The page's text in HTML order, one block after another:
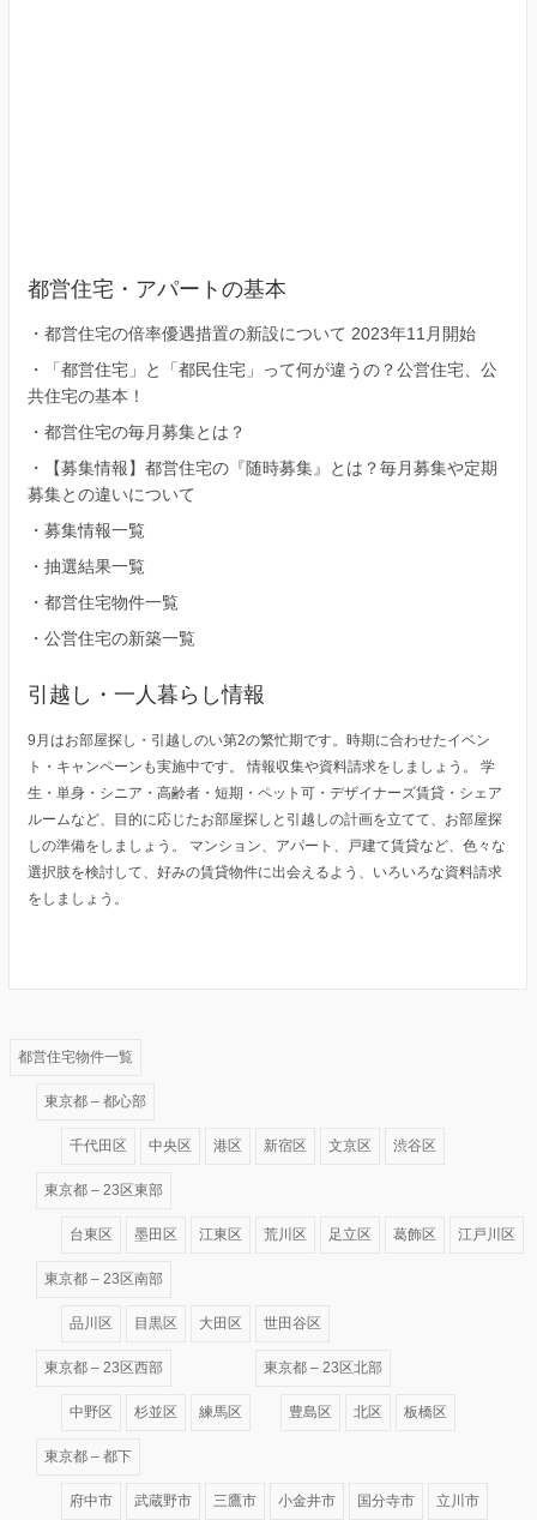
都営住宅・アパートの基本
・ 都営住宅の倍率優遇措置の新設について 2023年11月開始
・
「都営住宅」と「都民住宅」って何が違うの？公営住宅、公
共住宅の基本！
・ 都営住宅の毎月募集とは？
・
【募集情報】都営住宅の『随時募集』とは？毎月募集や定期
募集との違いについて
・ 募集情報一覧
・ 抽選結果一覧
・ 都営住宅物件一覧
・ 公営住宅の新築一覧
引越し・一人暮らし情報
9月はお部屋探し・引越しのい第2の繁忙期です。時期に合わせたイベン
ト・キャンペーンも実施中です。 情報収集や資料請求をしましょう。 学
生・単身・シニア・高齢者・短期・ペット可・デザイナーズ賃貸・シェア
ルームなど、目的に応じたお部屋探しと引越しの計画を立てて、お部屋探
しの準備をしましょう。 マンション、アパート、戸建て賃貸など、色々な
選択肢を検討して、好みの賃貸物件に出会えるよう、いろいろな資料請求
をしましょう。
都営住宅物件一覧
東京都 – 都心部
千代田区 中央区 港区 新宿区 文京区 渋谷区
東京都 – 23区東部
台東区 墨田区 江東区 荒川区 足立区 葛飾区 江戸川区
東京都 – 23区南部
品川区 目黒区 大田区 世田谷区
東京都 – 23区西部
中野区 杉並区 練馬区
東京都 – 23区北部
豊島区 北区 板橋区
東京都 – 都下
府中市 武蔵野市 三鷹市 小金井市 国分寺市 立川市